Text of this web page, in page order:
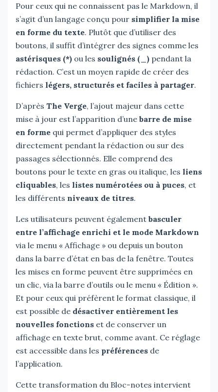
Pour ceux qui ne connaissent pas le Markdown, il
s’agit d’un langage conçu pour simplifier la mise
en forme du texte. Plutôt que d’utiliser des
boutons, il suffit d’intégrer des signes comme les
astérisques (*) ou les soulignés (_) pendant la
rédaction. C’est un moyen rapide de créer des
fichiers légers, structurés et faciles à partager.
D’après The Verge, l’ajout majeur dans cette
mise à jour est l’apparition d’une barre de mise
en forme qui permet d’appliquer des styles
directement pendant la rédaction ou sur des
passages sélectionnés. Elle comprend des
boutons pour le texte en gras ou italique, les liens
cliquables, les listes numérotées ou à puces, et
les différents niveaux de titres.
Les utilisateurs peuvent également basculer
entre l’affichage enrichi et le mode Markdown
via le menu « Affichage » ou depuis un bouton
dans la barre d’état en bas de la fenêtre. Toutes
les mises en forme peuvent être supprimées en
un clic, via la barre d’outils ou le menu « Édition ».
Et pour ceux qui préfèrent le format classique, il
est possible de désactiver entièrement les
nouvelles fonctions et de conserver un
affichage en texte brut, comme avant. Ce réglage
est accessible dans les préférences de
l’application.
Cette transformation du Bloc-notes intervient